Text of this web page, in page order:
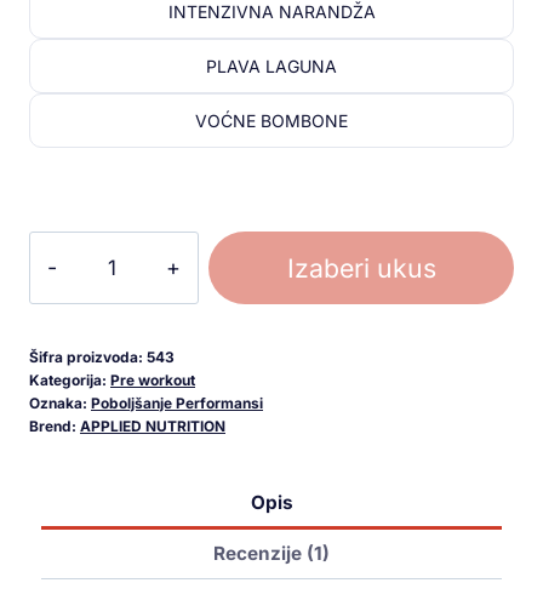
INTENZIVNA NARANDŽA
PLAVA LAGUNA
VOĆNE BOMBONE
Izaberi ukus
Šifra proizvoda: 543
Kategorija: Pre workout
Oznaka: Poboljšanje Performansi
Brend: APPLIED NUTRITION
Opis
Recenzije (1)